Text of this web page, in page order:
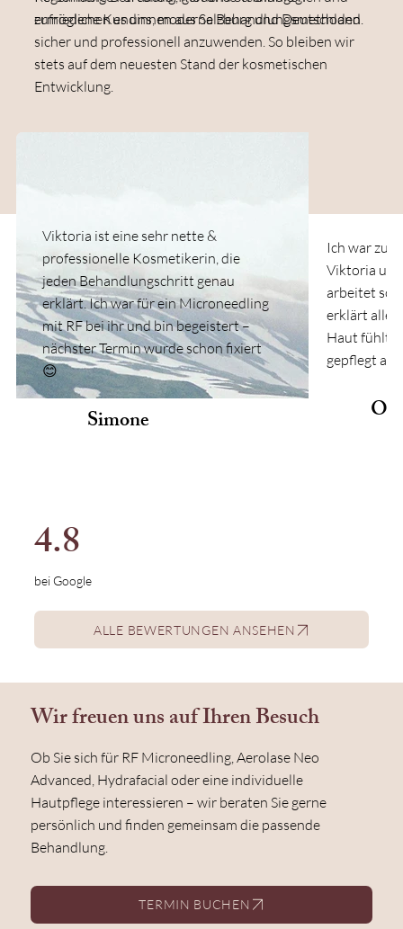
ermöglichen es uns, moderne Behandlungsmethoden
sicher und professionell anzuwenden. So bleiben wir
stets auf dem neuesten Stand der kosmetischen
Entwicklung.
zufriedene Kundinnen aus Salzburg und Deutschland.
Viktoria ist eine sehr nette &
professionelle Kosmetikerin, die
jeden Behandlungschritt genau
erklärt. Ich war für ein Microneedling
mit RF bei ihr und bin begeistert –
nächster Termin wurde schon fixiert
😊
Simone
Ich war zur
Viktoria
arbeitet
erklärt alles
Haut fühlt
gepflegt an.
4.8
bei Google
ALLE BEWERTUNGEN ANSEHEN
Wir freuen uns auf Ihren Besuch
Ob Sie sich für RF Microneedling, Aerolase Neo
Advanced, Hydrafacial oder eine individuelle
Hautpflege interessieren – wir beraten Sie gerne
persönlich und finden gemeinsam die passende
Behandlung.
TERMIN BUCHEN